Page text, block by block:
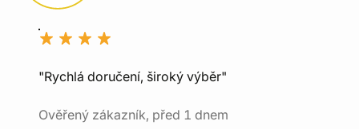
"Rychlá doručení, široký výběr"
Ověřený zákazník, před 1 dnem